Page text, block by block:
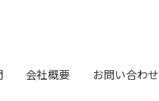
会社概要 お問い合わせ